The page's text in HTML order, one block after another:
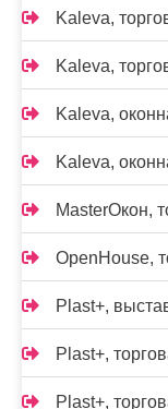
Kaleva,
Kaleva,
Kalevа,
Kalevа,
MasterОкон,
OpenHouse,
Plast+,
Plast+,
Plast+,